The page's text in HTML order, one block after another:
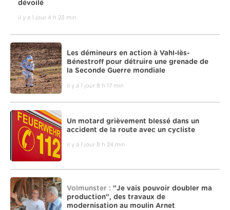
dévoilé
il y a 1 jour 4 h 23 min
Les démineurs en action à Vahl-lès-
Bénestroff pour détruire une grenade de
la Seconde Guerre mondiale
il y a 1 jour 8 h 17 min
Un motard grièvement blessé dans un
accident de la route avec un cycliste
il y a 1 jour 8 h 24 min
Volmunster : "Je vais pouvoir doubler ma
production", des travaux de
modernisation au moulin Arnet